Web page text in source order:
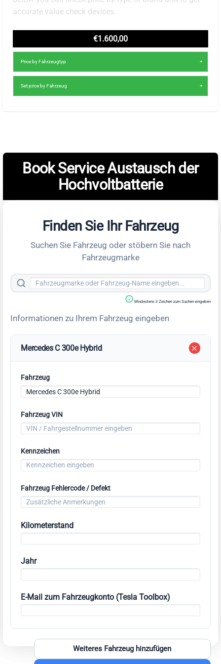
accurate value check devices.
€1.600,00
Price by Fahrzeugtyp
Set price by Fahrzeug
Book Service Austausch der
Hochvoltbatterie
Finden Sie Ihr Fahrzeug
Suchen Sie Fahrzeug oder stöbern Sie nach
Fahrzeugmarke
Mindestens 3 Zeichen zum Suchen eingeben
Informationen zu Ihrem Fahrzeug eingeben
Mercedes C 300e Hybrid
Fahrzeug
Fahrzeug VIN
Kennzeichen
Fahrzeug Fehlercode / Defekt
Kilometerstand
Jahr
E-Mail zum Fahrzeugkonto (Tesla Toolbox)
Weiteres Fahrzeug hinzufügen